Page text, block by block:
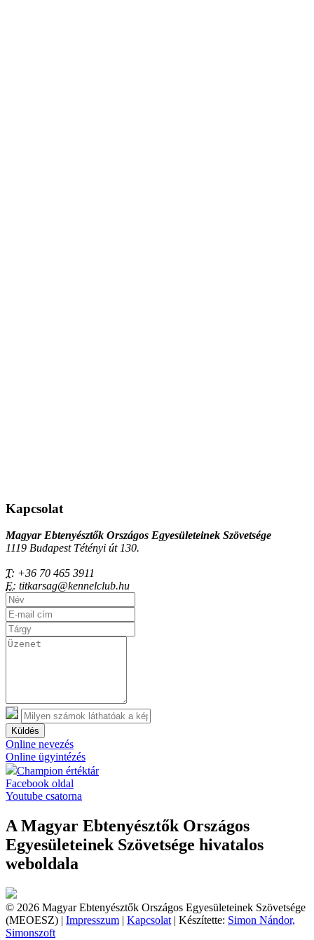
Kapcsolat
Magyar Ebtenyésztők Országos Egyesületeinek Szövetsége
1119 Budapest Tétényi út 130.
T: +36 70 465 3911
E: titkarsag@kennelclub.hu
Küldés
Online nevezés
Online ügyintézés
Champion értéktár
Facebook oldal
Youtube csatorna
A Magyar Ebtenyésztők Országos
Egyesületeinek Szövetsége hivatalos
weboldala
© 2026 Magyar Ebtenyésztők Országos Egyesületeinek Szövetsége
(MEOESZ) | Impresszum | Kapcsolat | Készítette: Simon Nándor,
Simonszoft